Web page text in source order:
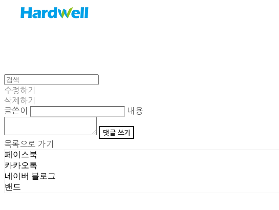
수정하기
삭제하기
글쓴이
내용
댓글 쓰기
목록으로 가기
페이스북
카카오톡
네이버 블로그
밴드